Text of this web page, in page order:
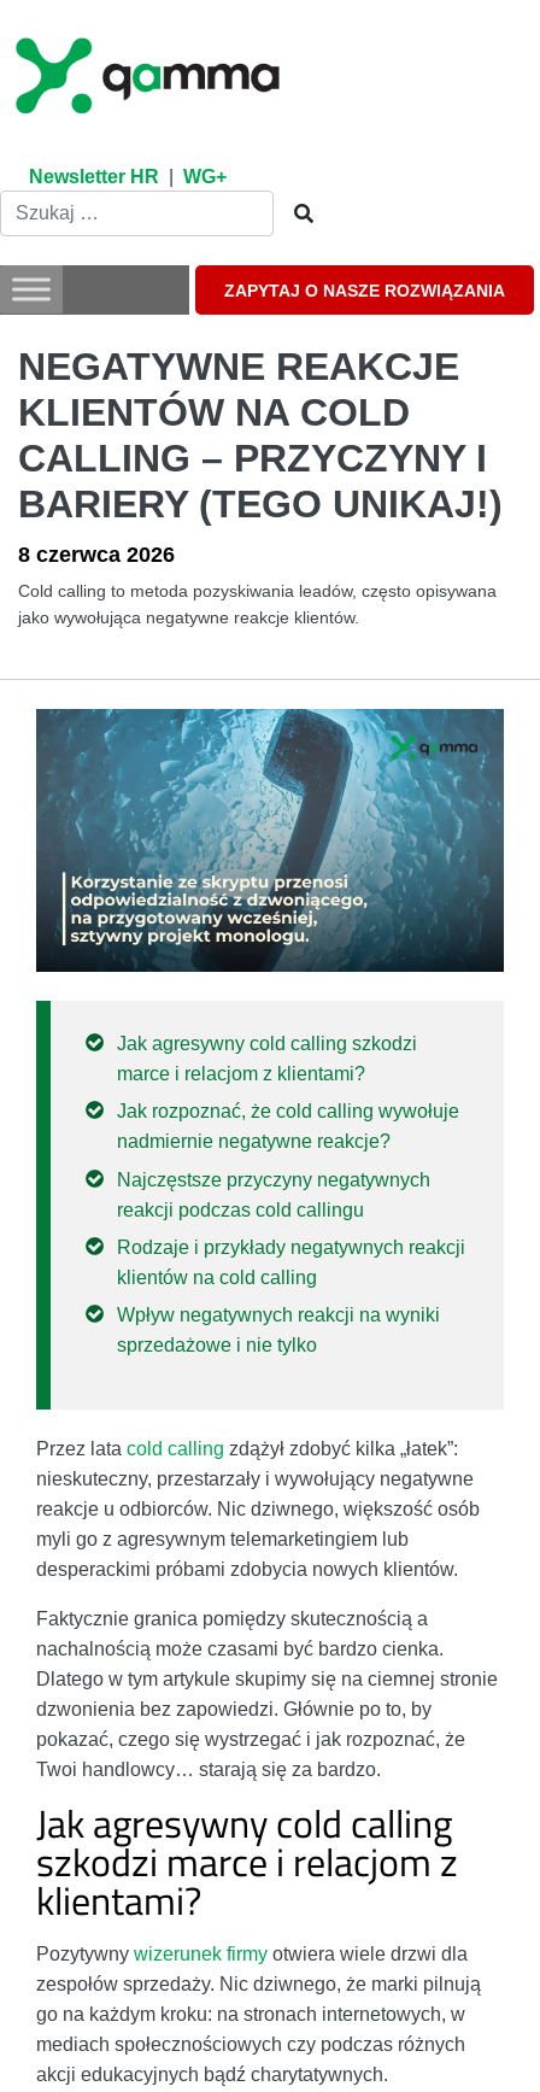
content
Newsletter HR WG+
ZAPYTAJ O NASZE ROZWIĄZANIA
NEGATYWNE REAKCJE
KLIENTÓW NA COLD
CALLING – PRZYCZYNY I
BARIERY (TEGO UNIKAJ!)
8 czerwca 2026
Cold calling to metoda pozyskiwania leadów, często opisywana
jako wywołująca negatywne reakcje klientów.
Jak agresywny cold calling szkodzi
marce i relacjom z klientami?
Jak rozpoznać, że cold calling wywołuje
nadmiernie negatywne reakcje?
Najczęstsze przyczyny negatywnych
reakcji podczas cold callingu
Rodzaje i przykłady negatywnych reakcji
klientów na cold calling
Wpływ negatywnych reakcji na wyniki
sprzedażowe i nie tylko
Przez lata cold calling zdążył zdobyć kilka „łatek”:
nieskuteczny, przestarzały i wywołujący negatywne
reakcje u odbiorców. Nic dziwnego, większość osób
myli go z agresywnym telemarketingiem lub
desperackimi próbami zdobycia nowych klientów.
Faktycznie granica pomiędzy skutecznością a
nachalnością może czasami być bardzo cienka.
Dlatego w tym artykule skupimy się na ciemnej stronie
dzwonienia bez zapowiedzi. Głównie po to, by
pokazać, czego się wystrzegać i jak rozpoznać, że
Twoi handlowcy… starają się za bardzo.
Jak agresywny cold calling
szkodzi marce i relacjom z
klientami?
Pozytywny wizerunek firmy otwiera wiele drzwi dla
zespołów sprzedaży. Nic dziwnego, że marki pilnują
go na każdym kroku: na stronach internetowych, w
mediach społecznościowych czy podczas różnych
akcji edukacyjnych bądź charytatywnych.